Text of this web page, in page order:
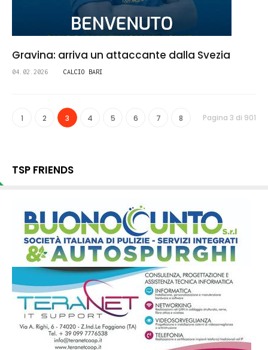
Gravina: arriva un attaccante dalla Svezia
04.02.2026 CALCIO BARI
1 2 3 4 5 6 7 8 Pagina 3 di 901
TSP FRIENDS